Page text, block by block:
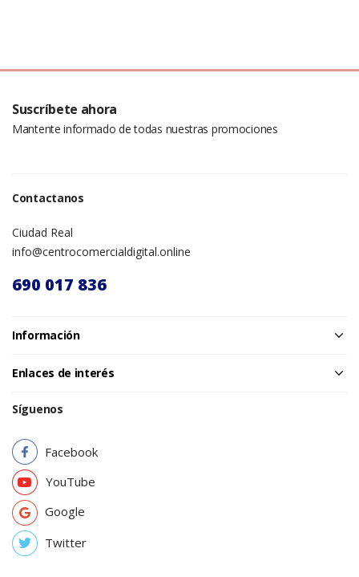
Suscríbete ahora
Mantente informado de todas nuestras promociones
Contactanos
Ciudad Real
info@centrocomercialdigital.online
690 017 836
Información
Enlaces de interés
Síguenos
Facebook
YouTube
Google
Twitter